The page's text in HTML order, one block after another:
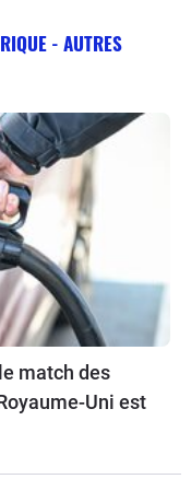
- AUTRES
match des
Uni est